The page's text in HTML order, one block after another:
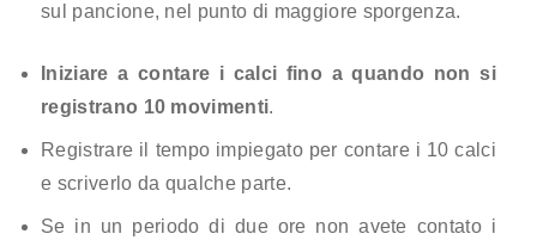
sul pancione, nel punto di maggiore sporgenza.
Iniziare a contare i calci fino a quando non si
registrano 10 movimenti.
Registrare il tempo impiegato per contare i 10 calci
e scriverlo da qualche parte.
Se in un periodo di due ore non avete contato i